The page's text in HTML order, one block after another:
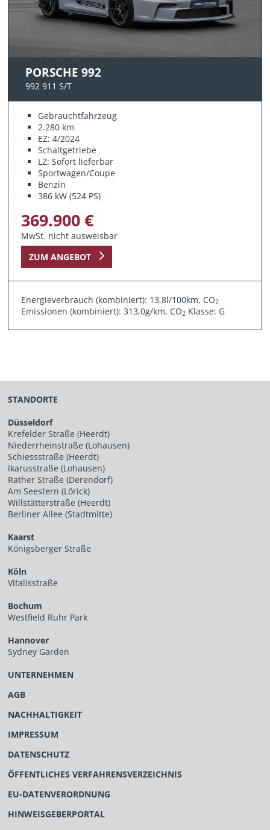
PORSCHE 992
992 911 S/T
Gebrauchtfahrzeug
2.280 km
EZ: 4/2024
Schaltgetriebe
LZ: Sofort lieferbar
Sportwagen/Coupe
Benzin
386 kW (524 PS)
369.900 €
MwSt. nicht ausweisbar
ZUM ANGEBOT
Energieverbrauch (kombiniert): 13,8l/100km, CO2
Emissionen (kombiniert): 313,0g/km, CO2 Klasse: G
STANDORTE
Düsseldorf
Krefelder Straße (Heerdt)
Niederrheinstraße (Lohausen)
Schiessstraße (Heerdt)
Ikarusstraße (Lohausen)
Rather Straße (Derendorf)
Am Seestern (Lörick)
Willstätterstraße (Heerdt)
Berliner Allee (Stadtmitte)
Kaarst
Königsberger Straße
Köln
Vitalisstraße
Bochum
Westfield Ruhr Park
Hannover
Sydney Garden
UNTERNEHMEN
AGB
NACHHALTIGKEIT
IMPRESSUM
DATENSCHUTZ
ÖFFENTLICHES VERFAHRENSVERZEICHNIS
EU-DATENVERORDNUNG
HINWEISGEBERPORTAL